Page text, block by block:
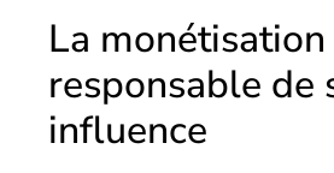
La monétisation
responsable de
influence